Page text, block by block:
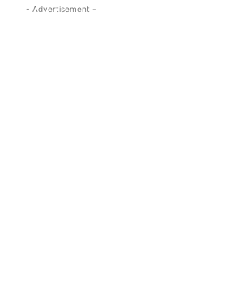
- Advertisement -